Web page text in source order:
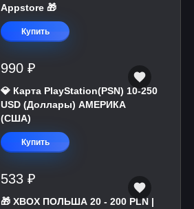
Appstore 🎁
Купить
990 ₽
💎 Карта PlayStation(PSN) 10-250
USD (Доллары) АМЕРИКА
(США)
Купить
533 ₽
🎁 XBOX ПОЛЬША 20 - 200 PLN |